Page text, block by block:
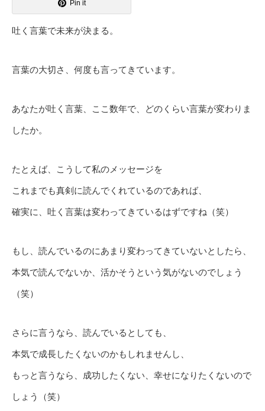
Pin it
吐く言葉で未来が決まる。
言葉の大切さ、何度も言ってきています。
あなたが吐く言葉、ここ数年で、どのくらい言葉が変わりま
したか。
たとえば、こうして私のメッセージを
これまでも真剣に読んでくれているのであれば、
確実に、吐く言葉は変わってきているはずですね（笑）
もし、読んでいるのにあまり変わってきていないとしたら、
本気で読んでないか、活かそうという気がないのでしょう
（笑）
さらに言うなら、読んでいるとしても、
本気で成長したくないのかもしれませんし、
もっと言うなら、成功したくない、幸せになりたくないので
しょう（笑）